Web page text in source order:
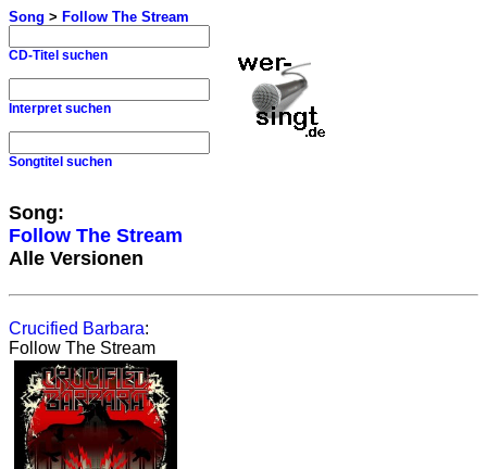
Song > Follow The Stream
CD-Titel suchen
Interpret suchen
Songtitel suchen
Song:
Follow The Stream
Alle Versionen
Crucified Barbara:
Follow The Stream